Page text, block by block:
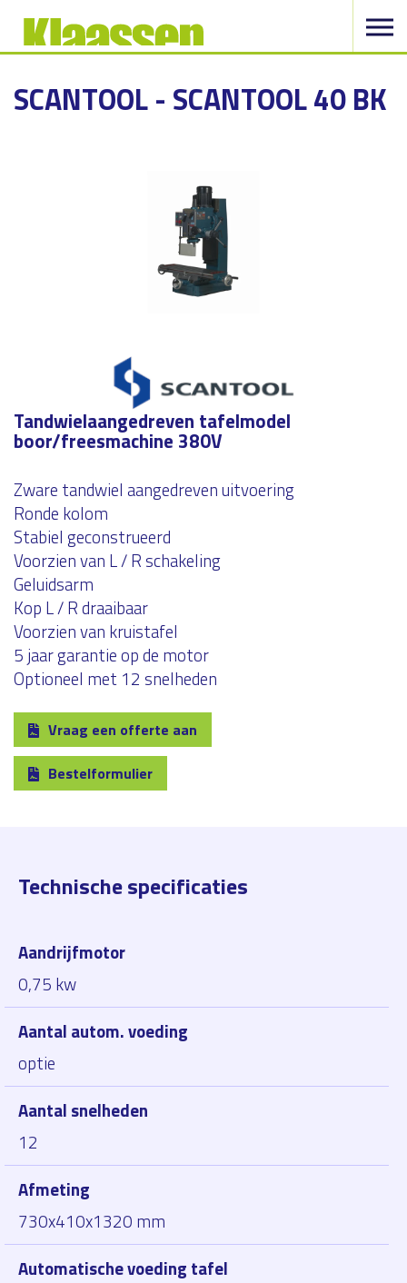
SCANTOOL - SCANTOOL 40 BK
Tandwielaangedreven tafelmodel
boor/freesmachine 380V
Zware tandwiel aangedreven uitvoering
Ronde kolom
Stabiel geconstrueerd
Voorzien van L / R schakeling
Geluidsarm
Kop L / R draaibaar
Voorzien van kruistafel
5 jaar garantie op de motor
Optioneel met 12 snelheden
Vraag een offerte aan
Bestelformulier
Technische specificaties
Aandrijfmotor
0,75 kw
Aantal autom. voeding
optie
Aantal snelheden
12
Afmeting
730x410x1320 mm
Automatische voeding tafel